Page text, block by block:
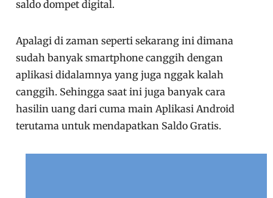
saldo dompet digital.
Apalagi di zaman seperti sekarang ini dimana
sudah banyak smartphone canggih dengan
aplikasi didalamnya yang juga nggak kalah
canggih. Sehingga saat ini juga banyak cara
hasilin uang dari cuma main Aplikasi Android
terutama untuk mendapatkan Saldo Gratis.